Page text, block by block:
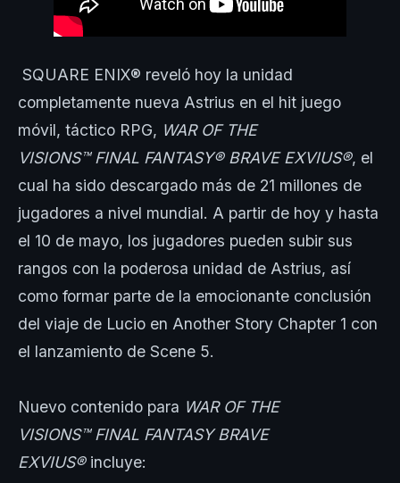
SQUARE ENIX® reveló hoy la unidad
completamente nueva Astrius en el hit juego
móvil, táctico RPG, WAR OF THE
VISIONS™ FINAL FANTASY® BRAVE EXVIUS®, el
cual ha sido descargado más de 21 millones de
jugadores a nivel mundial. A partir de hoy y hasta
el 10 de mayo, los jugadores pueden subir sus
rangos con la poderosa unidad de Astrius, así
como formar parte de la emocionante conclusión
del viaje de Lucio en Another Story Chapter 1 con
el lanzamiento de Scene 5.
Nuevo contenido para WAR OF THE
VISIONS™ FINAL FANTASY BRAVE
EXVIUS®incluye: